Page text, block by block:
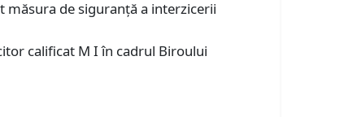
măsura de siguranță a interzicerii
calificat M I în cadrul Biroului